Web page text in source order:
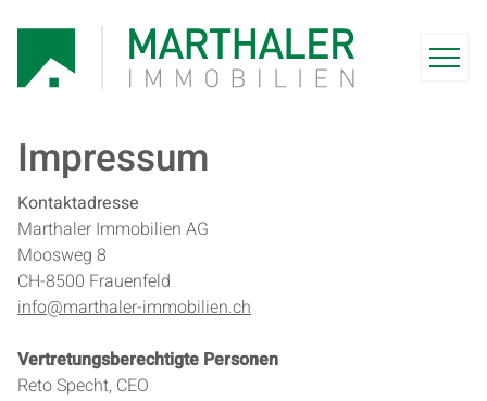
Im­pres­sum
Kontaktadresse
Marthaler Immobilien AG
Moosweg 8
CH-8500 Frauenfeld
info@marthaler-immobilien.ch
Vertretungsberechtigte Personen
Reto Specht, CEO